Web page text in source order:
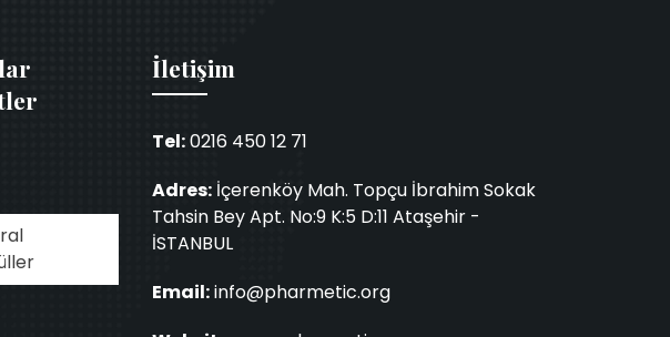
İletişim
Tel:0216 450 12 71
Adres: İçerenköy Mah. Topçu İbrahim Sokak
Tahsin Bey Apt. No:9 K:5 D:11 Ataşehir -
İSTANBUL
Email:info@pharmetic.org